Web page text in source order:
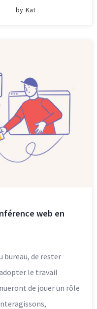
by Kat
web en
bureau, de rester
le travail
de jouer un rôle